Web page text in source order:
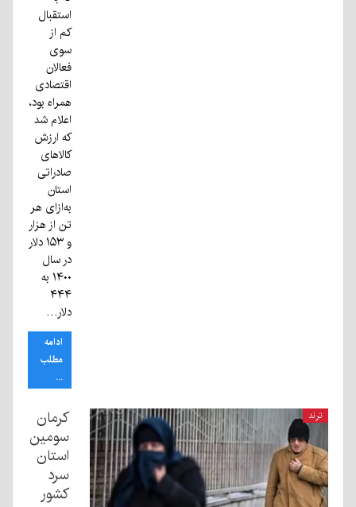
استقبال
کم از
سوی
فعالان
اقتصادی
همراه بود،
اعلام شد
که ارزش
کالاهای
صادراتی
استان
به‌ازای هر
تن از هزار
و ۱۵۳ دلار
در سال
۱۴۰۰ به
۴۴۴
دلار…
ادامه
مطلب
...
ترند
کرمان
سومین
استان
سرد
کشور